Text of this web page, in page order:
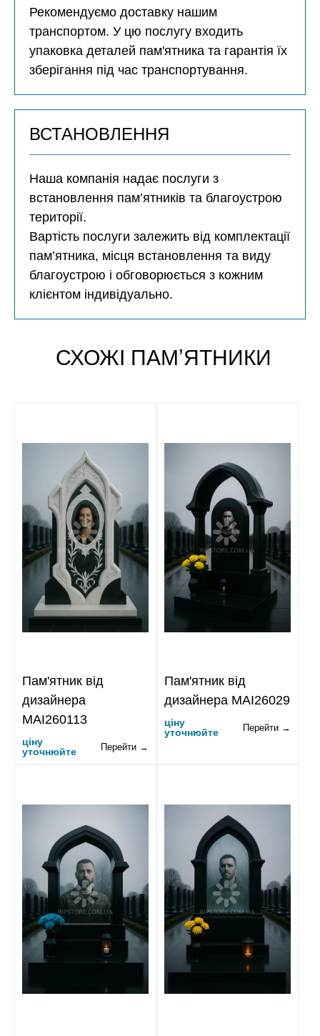
Рекомендуємо доставку нашим
транспортом. У цю послугу входить
упаковка деталей пам'ятника та гарантія їх
зберігання під час транспортування.
ВСТАНОВЛЕННЯ
Наша компанія надає послуги з
встановлення пам’ятників та благоустрою
території.
Вартість послуги залежить від комплектації
пам’ятника, місця встановлення та виду
благоустрою і обговорюється з кожним
клієнтом індивідуально.
СХОЖІ ПАМʼЯТНИКИ
Пам'ятник від
дизайнера
MAI260113
ціну
уточнюйте
Перейти →
Пам'ятник від
дизайнера MAI26029
ціну
уточнюйте
Перейти →